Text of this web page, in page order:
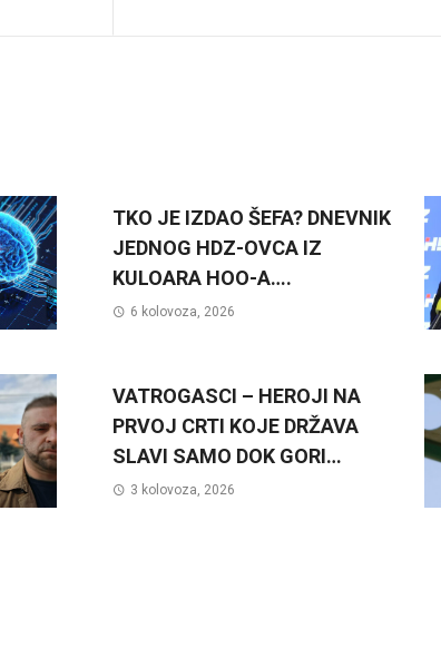
TKO JE IZDAO ŠEFA? DNEVNIK
JEDNOG HDZ-OVCA IZ
KULOARA HOO-A….
6 kolovoza, 2026
VATROGASCI – HEROJI NA
PRVOJ CRTI KOJE DRŽAVA
SLAVI SAMO DOK GORI…
3 kolovoza, 2026